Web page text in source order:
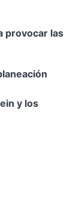
provocar las
y los